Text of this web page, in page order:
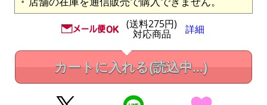
(送料275円)
対応商品 詳細
カートに入れる(読込中...)